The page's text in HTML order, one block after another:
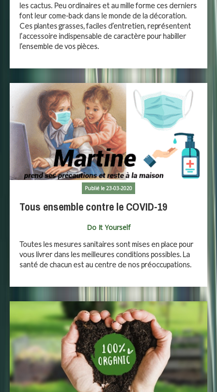
les cactus. Peu ordinaires et au mille forme ces derniers
font leur come-back dans le monde de la décoration.
Ces plantes grasses, faciles d’entretien, représentent
l’accessoire indispensable de caractère pour habiller
l’ensemble de vos pièces.
Publié le 23-03-2020
Tous ensemble contre le COVID-19
Do It Yourself
Toutes les mesures sanitaires sont mises en place pour
vous livrer dans les meilleures conditions possibles. La
santé de chacun est au centre de nos préoccupations.